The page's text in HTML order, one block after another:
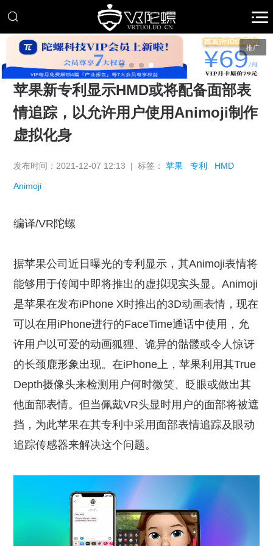
推广
苹果新专利显示HMD或将配备面部表
情追踪，以允许用户使用Animoji制作
虚拟化身
发布时间：2021-12-07 12:13 | 标签：苹果 专利 HMD
Animoji
编译/VR陀螺
据苹果公司近日曝光的专利显示，其Animoji表情将
能够用于传闻中即将推出的虚拟现实头显。Animoji
是苹果在发布iPhone X时推出的3D动画表情，现在
可以在用iPhone进行的FaceTime通话中使用，允
许用户以可爱的动画狐狸、诡异的骷髅或令人惊讶
的长颈鹿形象出现。在iPhone上，苹果利用其True
Depth摄像头来检测用户何时微笑、眨眼或做出其
他面部表情。但当佩戴VR头显时用户的面部将被遮
挡，为此苹果在其专利中采用面部表情追踪及眼动
追踪传感器来解决这个问题。